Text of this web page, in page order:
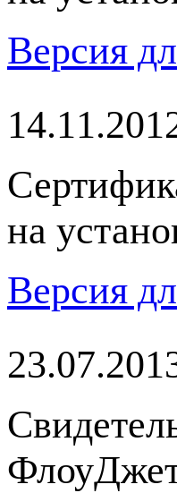
Версия
на
Версия